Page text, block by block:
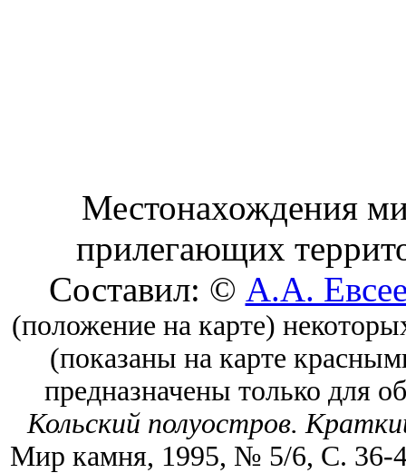
Местонахождения
прилегающих
Составил: © А.А.
(положение на карте)
(показаны на карте
предназначены только для
Кольский полуостров.
Мир камня, 1995, № 5/6, С. 36-